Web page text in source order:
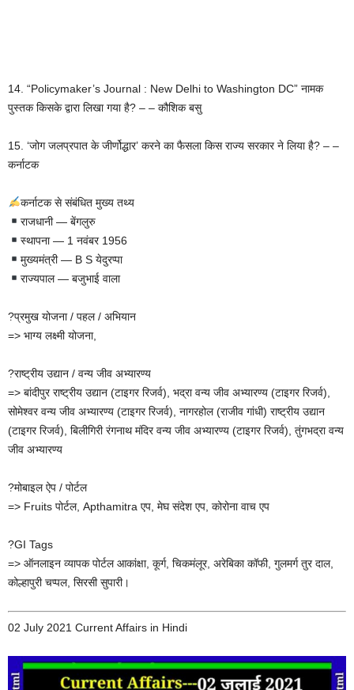
14. “Policymaker’s Journal : New Delhi to Washington DC” नामक
पुस्तक किसके द्वारा लिखा गया है? – – कौशिक बसु
15. ‘जोग जलप्रपात के जीर्णोद्धार’ करने का फैसला किस राज्य सरकार ने लिया है? – –
कर्नाटक
कर्नाटक से संबंधित मुख्य तथ्य
राजधानी — बेंगलुरु
स्थापना — 1 नवंबर 1956
मुख्यमंत्री — B S येदुरप्पा
राज्यपाल — बजुभाई वाला
?प्रमुख योजना / पहल / अभियान
=> भाग्य लक्ष्मी योजना,
?राष्ट्रीय उद्यान / वन्य जीव अभ्यारण्य
=> बांदीपुर राष्ट्रीय उद्यान (टाइगर रिजर्व), भद्रा वन्य जीव अभ्यारण्य (टाइगर रिजर्व),
सोमेश्वर वन्य जीव अभ्यारण्य (टाइगर रिजर्व), नागरहोल (राजीव गांधी) राष्ट्रीय उद्यान
(टाइगर रिजर्व), बिलीगिरी रंगनाथ मंदिर वन्य जीव अभ्यारण्य (टाइगर रिजर्व), तुंगभद्रा वन्य
जीव अभ्यारण्य
?मोबाइल ऐप / पोर्टल
=> Fruits पोर्टल, Apthamitra एप, मेघ संदेश एप, कोरोना वाच एप
?GI Tags
=> ऑनलाइन व्यापक पोर्टल आकांक्षा, कूर्ग, चिकमंलूर, अरेबिका कॉफी, गुलमर्ग तुर दाल,
कोल्हापुरी चप्पल, सिरसी सुपारी।
02 July 2021 Current Affairs in Hindi